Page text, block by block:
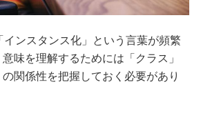
ンスタンス化」という言葉が頻繁
味を理解するためには「クラス」
関係性を把握しておく必要があり